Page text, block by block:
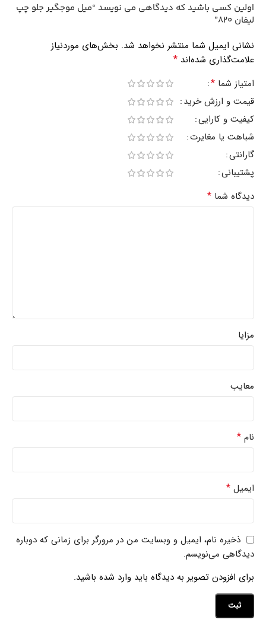
اولین کسی باشید که دیدگاهی می نویسد “میل موجگیر جلو چپ
لیفان 820”
نشانی ایمیل شما منتشر نخواهد شد. بخش‌های موردنیاز
علامت‌گذاری شده‌اند *
امتیاز شما *
قیمت و ارزش خرید
کیفیت و کارایی
شباهت یا مغایرت
گارانتی
پشتیبانی
دیدگاه شما *
مزایا
معایب
نام *
ایمیل *
ذخیره نام، ایمیل و وبسایت من در مرورگر برای زمانی که دوباره
دیدگاهی می‌نویسم.
برای افزودن تصویر به دیدگاه باید وارد شده باشید.